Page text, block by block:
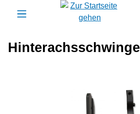
springen
Hinterachsschwinge